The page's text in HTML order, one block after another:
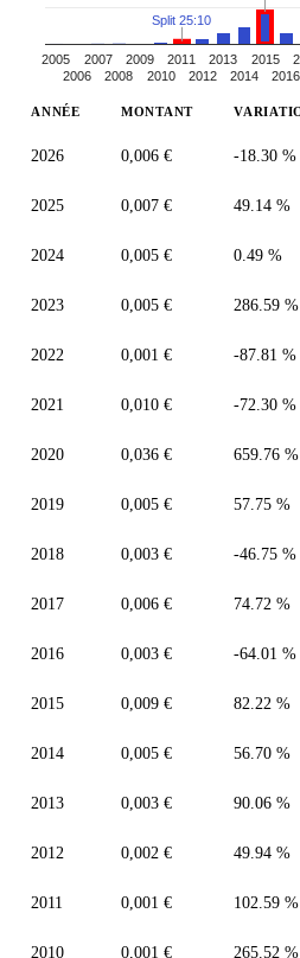
2005
2006
2007
2008
2009
2010
2011
2012
2013
2014
2015
2016
Split 25:10
ANNÉE MONTANT
2026 0,006 € -18.30 %
2025 0,007 € 49.14 %
2024 0,005 € 0.49 %
2023 0,005 € 286.59 %
2022 0,001 € -87.81 %
2021 0,010 € -72.30 %
2020 0,036 € 659.76 %
2019 0,005 € 57.75 %
2018 0,003 € -46.75 %
2017 0,006 € 74.72 %
2016 0,003 € -64.01 %
2015 0,009 € 82.22 %
2014 0,005 € 56.70 %
2013 0,003 € 90.06 %
2012 0,002 € 49.94 %
2011 0,001 € 102.59 %
2010 0,001 € 265.52 %